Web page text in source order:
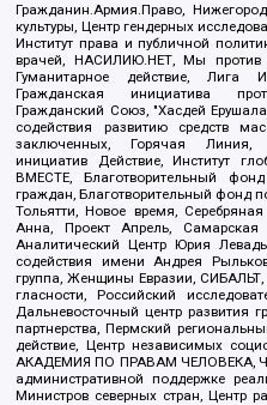
Гражданин.Армия.Право,
культуры, Центр гендерных
Институт права и публичной
врачей, НАСИЛИЮ.НЕТ, Мы против
Гуманитарное действие, Лига
Гражданская инициатива
Гражданский Союз, "Хасдей
содействия развитию средств
заключенных, Горячая Линия,
инициатив Действие, Институт
ВМЕСТЕ, Благотворительный
граждан, Благотворительный
Тольятти, Новое время,
Анна, Проект Апрель, Самарская
Аналитический Центр Юрия
содействия имени Андрея
группа, Женщины Евразии,
гласности, Российский
Дальневосточный центр развития
партнерства, Пермский
действие, Центр независимых
АКАДЕМИЯ ПО ПРАВАМ ЧЕЛОВЕКА,
административной поддержке
Министров северных стран, Центр